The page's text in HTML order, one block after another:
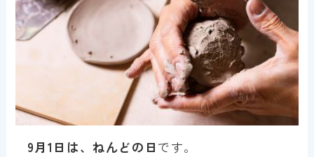
9月1日は、ねんどの日 です。